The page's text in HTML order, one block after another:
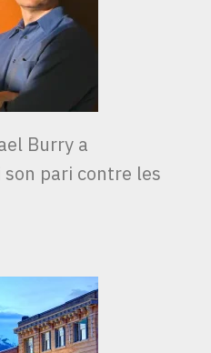
Burry a
pari contre les